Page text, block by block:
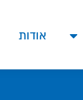
אודות